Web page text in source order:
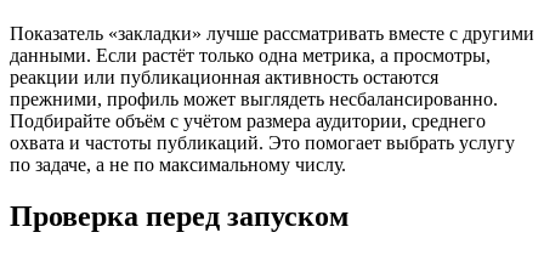
Показатель «закладки» лучше рассматривать вместе с другими
данными. Если растёт только одна метрика, а просмотры,
реакции или публикационная активность остаются
прежними, профиль может выглядеть несбалансированно.
Подбирайте объём с учётом размера аудитории, среднего
охвата и частоты публикаций. Это помогает выбрать услугу
по задаче, а не по максимальному числу.
Проверка перед запуском